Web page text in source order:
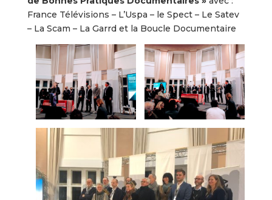
France Télévisions – L’Uspa – le Spect – Le Satev
– La Scam – La Garrd et la Boucle Documentaire